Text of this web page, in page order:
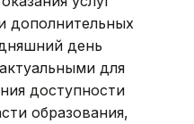
дополнительных
день
для
доступности
образования,